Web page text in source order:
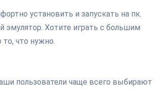
установить и запускать на пк.
эмулятор. Хотите играть с большим
что нужно.
пользователи чаще всего выбирают